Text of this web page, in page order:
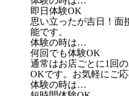
即日体験OK
思い立ったが吉日！面
能です。
体験の時は…
何回でも体験OK
通常はお店ごとに1回
OKです。お気軽にご応
体験の時は…